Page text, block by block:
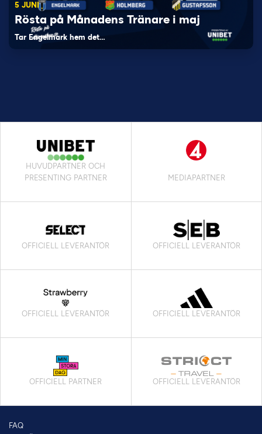
5 JUNI
Rösta på Månadens Tränare i maj
Tar Engelmark hem det…
HUVUDPARTNER OCH
PRESENTING PARTNER
MEDIAPARTNER
OFFICIELL LEVERANTÖR OFFICIELL LEVERANTÖR
OFFICIELL LEVERANTÖR OFFICIELL LEVERANTÖR
OFFICIELL PARTNER OFFICIELL LEVERANTÖR
FAQ